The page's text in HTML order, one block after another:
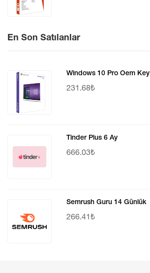
En Son Satılanlar
Windows 10 Pro Oem Key
231.68₺
Tinder Plus 6 Ay
666.03₺
Semrush Guru 14 Günlük
266.41₺